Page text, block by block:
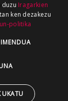
duzu Iragarkien
ken dezakezu
politika
UKATU